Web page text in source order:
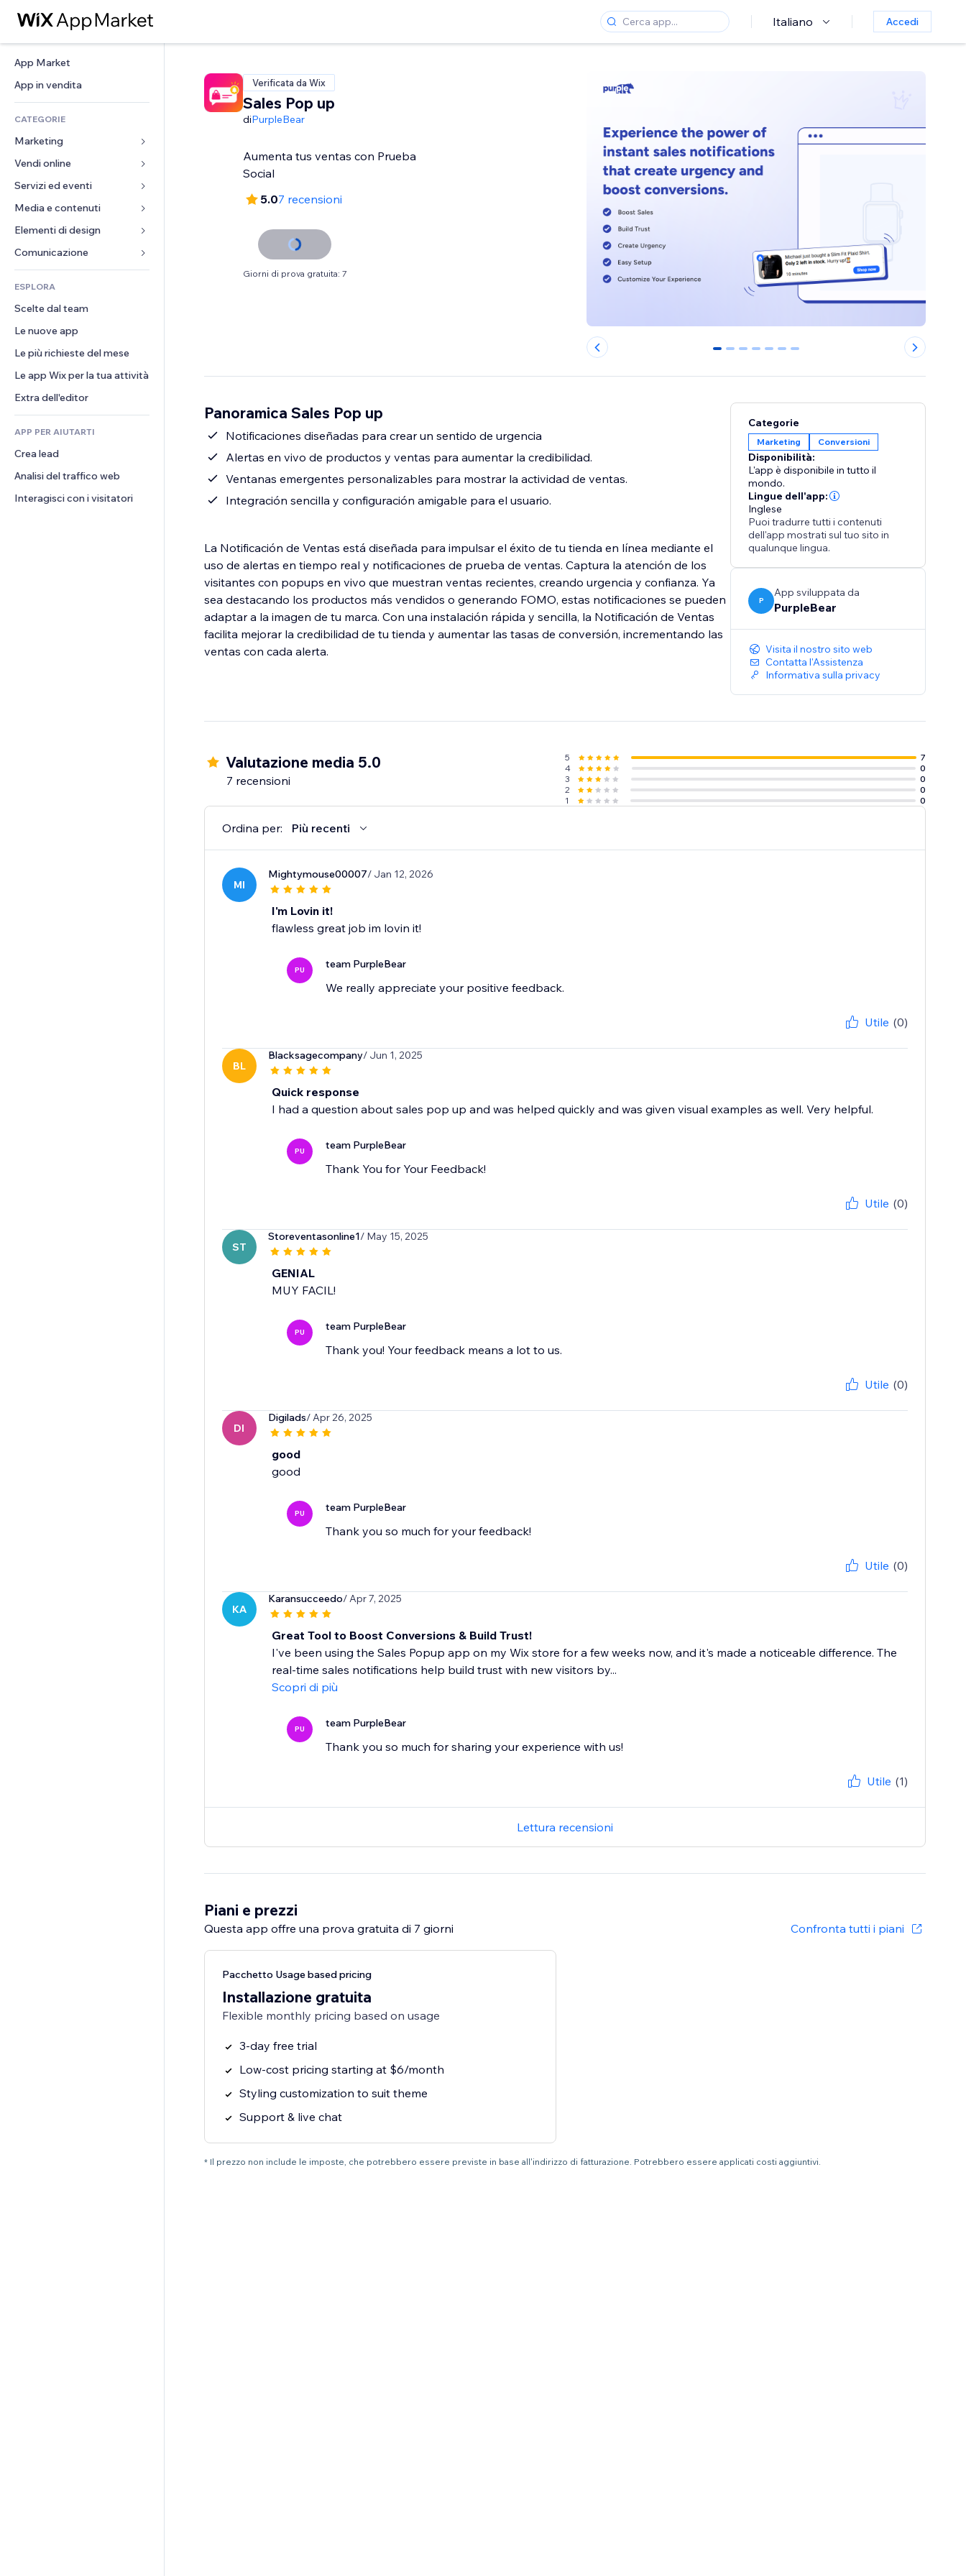
Italiano Accedi
App Market
App in vendita
CATEGORIE
Marketing
Inserzioni
Mobile
Dati analitici
Inserzioni sito
Email
Vendi online
App per Stores
Spedizione e consegna
Tasti Vendi
Amministrazione
Buoni e programmi fedeltà
Servizi ed eventi
Hotel
Eventi
Ristoranti
Immobiliare
Prenotazioni
Media e contenuti
Galleria
Musica
Podcast
Fotografia
Video
PDF
Condivisione file
Elementi di design
Mappe e navigazione
Privacy e sicurezza
Orologio
Template per pagine
Effetti immagine
Tasti e menu
Banner e badge
Calcolatrici
Cerca
Meteo
Grafici e tabelle
Moduli
Sondaggi
Chat
Commenti
Telefono
Community
Recensioni e testimonial
CRM
ESPLORA
Scelte dal team
Le nuove app
Le più richieste del mese
Le app Wix per la tua attività
Extra dell'editor
APP PER AIUTARTI
Crea lead
Analisi del traffico web
Interagisci con i visitatori
Verificata da Wix
Sales Pop up
diPurpleBear
Aumenta tus ventas con Prueba
Social
5.07 recensioni
Giorni di prova gratuita: 7
0 1 2 3 4 5 6
Panoramica Sales Pop up
Notificaciones diseñadas para crear un sentido de urgencia
Alertas en vivo de productos y ventas para aumentar la credibilidad.
Ventanas emergentes personalizables para mostrar la actividad de ventas.
Integración sencilla y configuración amigable para el usuario.
La Notificación de Ventas está diseñada para impulsar el éxito de tu tienda en línea mediante el
uso de alertas en tiempo real y notificaciones de prueba de ventas. Captura la atención de los
visitantes con popups en vivo que muestran ventas recientes, creando urgencia y confianza. Ya
sea destacando los productos más vendidos o generando FOMO, estas notificaciones se pueden
adaptar a la imagen de tu marca. Con una instalación rápida y sencilla, la Notificación de Ventas
facilita mejorar la credibilidad de tu tienda y aumentar las tasas de conversión, incrementando las
ventas con cada alerta.
Categorie
Marketing Conversioni
Disponibilità:
L'app è disponibile in tutto il
mondo.
Lingue dell'app:
Inglese
Puoi tradurre tutti i contenuti
dell'app mostrati sul tuo sito in
qualunque lingua.
P
App sviluppata da
PurpleBear
Visita il nostro sito web
Contatta l'Assistenza
Informativa sulla privacy
Valutazione media 5.0
7 recensioni
5
7
4
0
3
0
2
0
1
0
Ordina per: Più recenti
MI
Mightymouse00007/ Jan 12, 2026
I'm Lovin it!
flawless great job im lovin it!
PU team PurpleBear
We really appreciate your positive feedback.
Utile (0)
BL
Blacksagecompany/ Jun 1, 2025
Quick response
I had a question about sales pop up and was helped quickly and was given visual examples as well. Very helpful.
PU team PurpleBear
Thank You for Your Feedback!
Utile (0)
ST
Storeventasonline1/ May 15, 2025
GENIAL
MUY FACIL!
PU team PurpleBear
Thank you! Your feedback means a lot to us.
Utile (0)
DI
Digilads/ Apr 26, 2025
good
good
PU team PurpleBear
Thank you so much for your feedback!
Utile (0)
KA
Karansucceedo/ Apr 7, 2025
Great Tool to Boost Conversions & Build Trust!
I've been using the Sales Popup app on my Wix store for a few weeks now, and it's made a noticeable difference. The
real-time sales notifications help build trust with new visitors by...
Scopri di più
PU team PurpleBear
Thank you so much for sharing your experience with us!
Utile (1)
Lettura recensioni
Piani e prezzi
Questa app offre una prova gratuita di 7 giorni Confronta tutti i piani
Pacchetto Usage based pricing
Installazione gratuita
Flexible monthly pricing based on usage
3-day free trial
Low-cost pricing starting at $6/month
Styling customization to suit theme
Support & live chat
* Il prezzo non include le imposte, che potrebbero essere previste in base all'indirizzo di fatturazione. Potrebbero essere applicati costi aggiuntivi.